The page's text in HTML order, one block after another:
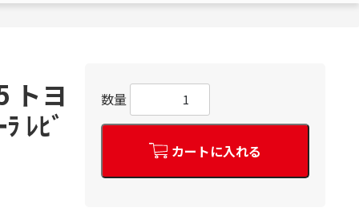
トヨ
ﾚﾋﾞ
数量
カートに入れる